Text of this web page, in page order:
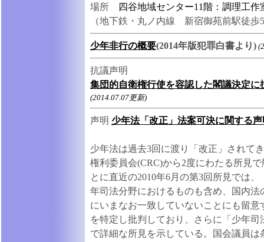
場所
四谷地域センター11階：調理工作
（地下鉄・丸ノ内線 新宿御苑前駅徒歩
少年非行の概要(2014年版犯罪白書より)
抗議声明
集団的自衛権行使を容認した閣議決定に
(2014.07.07更新)
声明 少年法「改正」法案可決に関する声
少年法は過去3回に渡り「改正」されて
権利委員会(CRC)から2度にわたる所見
とに直近の2010年6月の第3回所見では
年司法分野におけるものも含め、国内
にいまなお一致していないことにも留
を特定し批判しており、さらに「少年
で詳細な所見を示している。国会議員